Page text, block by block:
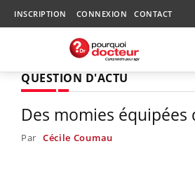
INSCRIPTION CONNEXION CONTACT
QUESTION D'ACTU
Des momies équipées
Par Cécile Coumau